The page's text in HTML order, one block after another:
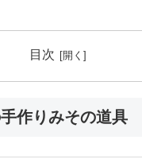
目次
作りみその道具